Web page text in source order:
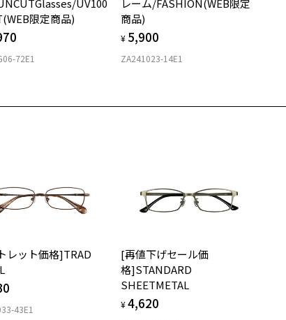
限定商品)
72E1
商品)
¥ 5,900
ZA241023-14E1
レット価格]TRAD
43E1
[再値下げセール価
格]STANDARD
SHEETMETAL
¥4,620